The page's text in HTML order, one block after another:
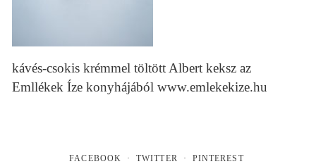
kávés-csokis krémmel töltött Albert keksz az
Emllékek Íze konyhájából www.emlekekize.hu
FACEBOOK TWITTER PINTEREST